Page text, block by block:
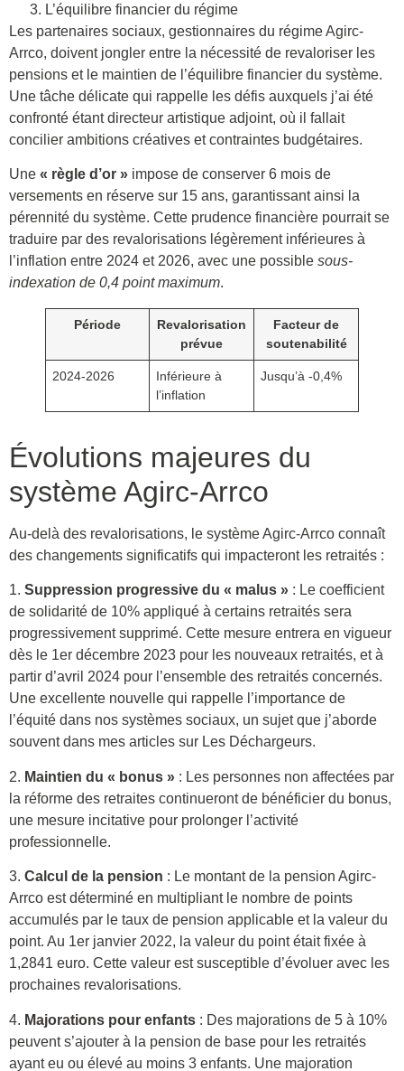
L’équilibre financier du régime
Les partenaires sociaux, gestionnaires du régime Agirc-
Arrco, doivent jongler entre la nécessité de revaloriser les
pensions et le maintien de l’équilibre financier du système.
Une tâche délicate qui rappelle les défis auxquels j’ai été
confronté étant directeur artistique adjoint, où il fallait
concilier ambitions créatives et contraintes budgétaires.
Une « règle d’or » impose de conserver 6 mois de
versements en réserve sur 15 ans, garantissant ainsi la
pérennité du système. Cette prudence financière pourrait se
traduire par des revalorisations légèrement inférieures à
l’inflation entre 2024 et 2026, avec une possible sous-
indexation de 0,4 point maximum.
Période
Revalorisation
prévue
Facteur de
soutenabilité
2024-2026
Inférieure à
l’inflation
Jusqu’à -0,4%
Évolutions majeures du
système Agirc-Arrco
Au-delà des revalorisations, le système Agirc-Arrco connaît
des changements significatifs qui impacteront les retraités :
1. Suppression progressive du « malus » : Le coefficient
de solidarité de 10% appliqué à certains retraités sera
progressivement supprimé. Cette mesure entrera en vigueur
dès le 1er décembre 2023 pour les nouveaux retraités, et à
partir d’avril 2024 pour l’ensemble des retraités concernés.
Une excellente nouvelle qui rappelle l’importance de
l’équité dans nos systèmes sociaux, un sujet que j’aborde
souvent dans mes articles sur Les Déchargeurs.
2. Maintien du « bonus » : Les personnes non affectées par
la réforme des retraites continueront de bénéficier du bonus,
une mesure incitative pour prolonger l’activité
professionnelle.
3. Calcul de la pension : Le montant de la pension Agirc-
Arrco est déterminé en multipliant le nombre de points
accumulés par le taux de pension applicable et la valeur du
point. Au 1er janvier 2022, la valeur du point était fixée à
1,2841 euro. Cette valeur est susceptible d’évoluer avec les
prochaines revalorisations.
4. Majorations pour enfants : Des majorations de 5 à 10%
peuvent s’ajouter à la pension de base pour les retraités
ayant eu ou élevé au moins 3 enfants. Une majoration